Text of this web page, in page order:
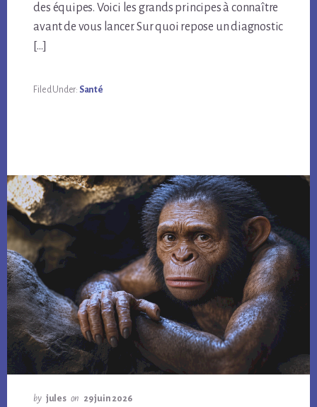
des équipes. Voici les grands principes à connaître
avant de vous lancer. Sur quoi repose un diagnostic
[…]
Filed Under: Santé
by jules on 29 juin 2026